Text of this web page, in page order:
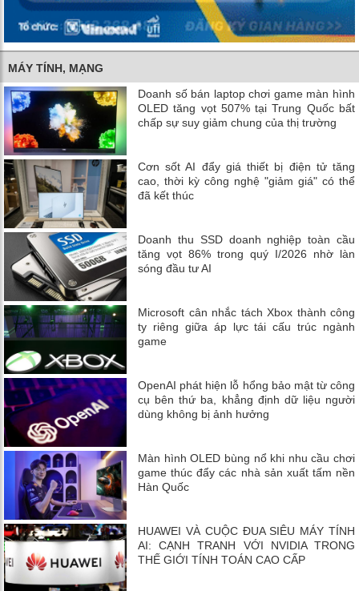
MÁY TÍNH, MẠNG
Doanh số bán laptop chơi game màn hình
OLED tăng vọt 507% tại Trung Quốc bất
chấp sự suy giảm chung của thị trường
Cơn sốt AI đẩy giá thiết bị điện tử tăng
cao, thời kỳ công nghệ "giảm giá" có thể
đã kết thúc
Doanh thu SSD doanh nghiệp toàn cầu
tăng vọt 86% trong quý I/2026 nhờ làn
sóng đầu tư AI
Microsoft cân nhắc tách Xbox thành công
ty riêng giữa áp lực tái cấu trúc ngành
game
OpenAI phát hiện lỗ hổng bảo mật từ công
cụ bên thứ ba, khẳng định dữ liệu người
dùng không bị ảnh hưởng
Màn hình OLED bùng nổ khi nhu cầu chơi
game thúc đẩy các nhà sản xuất tấm nền
Hàn Quốc
HUAWEI VÀ CUỘC ĐUA SIÊU MÁY TÍNH
AI: CẠNH TRANH VỚI NVIDIA TRONG
THẾ GIỚI TÍNH TOÁN CAO CẤP